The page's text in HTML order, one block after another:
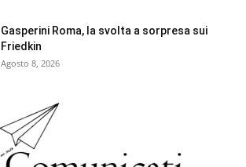
Gasperini Roma, la svolta a sorpresa sui
Friedkin
Agosto 8, 2026